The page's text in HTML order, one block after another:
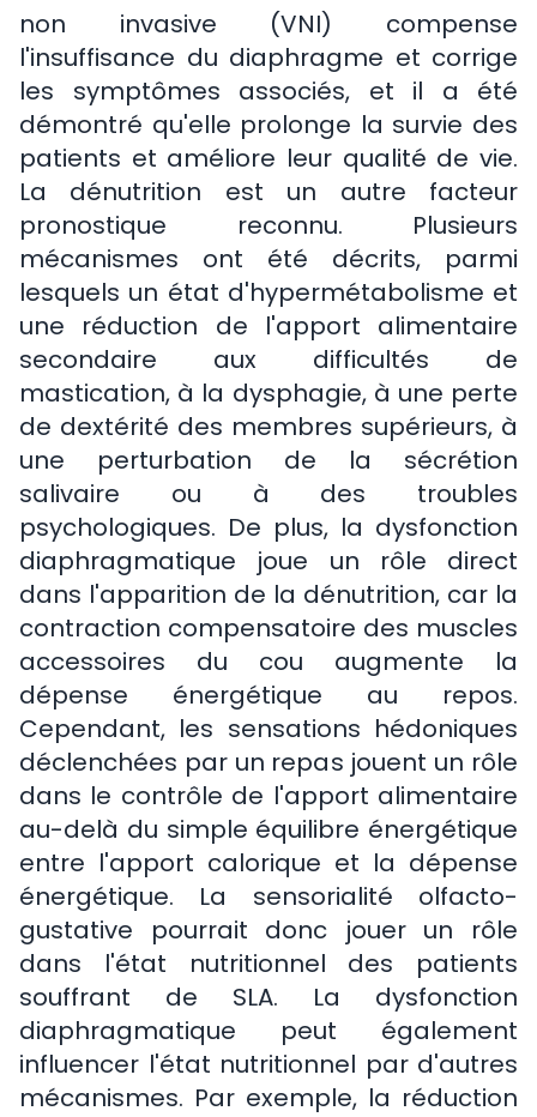
non invasive (VNI) compense
l'insuffisance du diaphragme et corrige
les symptômes associés, et il a été
démontré qu'elle prolonge la survie des
patients et améliore leur qualité de vie.
La dénutrition est un autre facteur
pronostique reconnu. Plusieurs
mécanismes ont été décrits, parmi
lesquels un état d'hypermétabolisme et
une réduction de l'apport alimentaire
secondaire aux difficultés de
mastication, à la dysphagie, à une perte
de dextérité des membres supérieurs, à
une perturbation de la sécrétion
salivaire ou à des troubles
psychologiques. De plus, la dysfonction
diaphragmatique joue un rôle direct
dans l'apparition de la dénutrition, car la
contraction compensatoire des muscles
accessoires du cou augmente la
dépense énergétique au repos.
Cependant, les sensations hédoniques
déclenchées par un repas jouent un rôle
dans le contrôle de l'apport alimentaire
au-delà du simple équilibre énergétique
entre l'apport calorique et la dépense
énergétique. La sensorialité olfacto-
gustative pourrait donc jouer un rôle
dans l'état nutritionnel des patients
souffrant de SLA. La dysfonction
diaphragmatique peut également
influencer l'état nutritionnel par d'autres
mécanismes. Par exemple, la réduction